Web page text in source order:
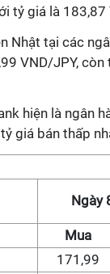
tỷ giá là
Nhật tại các
VND/JPY,
hiện là ngân
giá bán thấp
Ngày
Mua
171,99